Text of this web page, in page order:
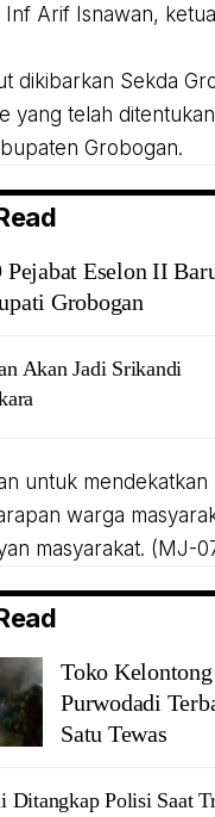
Arif Isnawan,
dikibarkan Sekda
yang telah
Grobogan.
Eselon II
Grobogan
Akan Jadi Srikandi
untuk mendekatkan
warga
masyarakat. (MJ-
Toko
Purwodadi
Satu Tewas
Ditangkap Polisi Saat